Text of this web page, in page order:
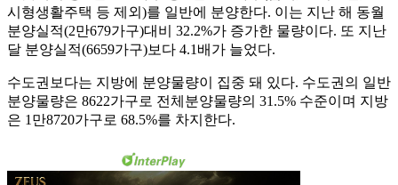
시형생활주택 등 제외)를 일반에 분양한다. 이는 지난 해 동월
분양실적(2만679가구)대비 32.2%가 증가한 물량이다. 또 지난
달 분양실적(6659가구)보다 4.1배가 늘었다.
수도권보다는 지방에 분양물량이 집중 돼 있다. 수도권의 일반
분양물량은 8622가구로 전체분양물량의 31.5% 수준이며 지방
은 1만8720가구로 68.5%를 차지한다.